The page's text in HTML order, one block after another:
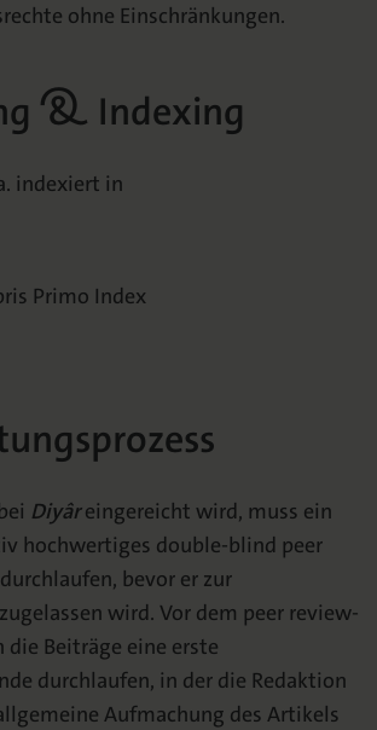
ohne Einschränkungen.
& Indexing
indexiert in
Primo Index
Diyâreingereicht wird, muss ein
hochwertiges double-blind peer
bevor er zur
wird. Vor dem peer review-
die Beiträge eine erste
durchlaufen, in der die Redaktion
Aufmachung des Artikels